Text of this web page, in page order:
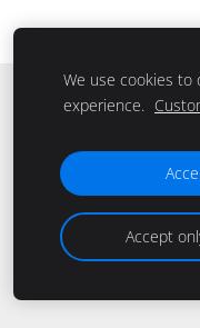
We use cookies to
experience.
Accept